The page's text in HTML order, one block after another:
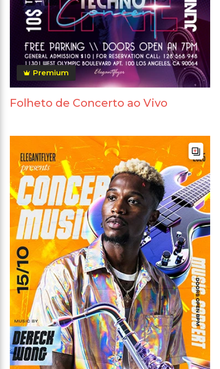
Premium
Folheto de Concerto ao Vivo